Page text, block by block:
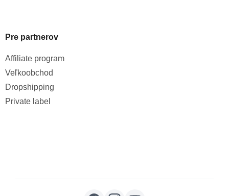
Pre partnerov
Affiliate program
Veľkoobchod
Dropshipping
Private label